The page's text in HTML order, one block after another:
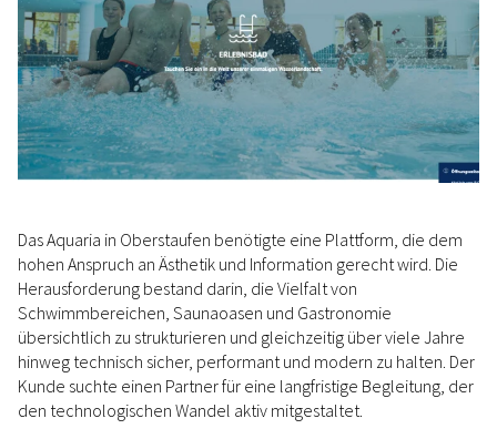
Das Aquaria in Oberstaufen benötigte eine Plattform, die dem
hohen Anspruch an Ästhetik und Information gerecht wird. Die
Herausforderung bestand darin, die Vielfalt von
Schwimmbereichen, Saunaoasen und Gastronomie
übersichtlich zu strukturieren und gleichzeitig über viele Jahre
hinweg technisch sicher, performant und modern zu halten. Der
Kunde suchte einen Partner für eine langfristige Begleitung, der
den technologischen Wandel aktiv mitgestaltet.